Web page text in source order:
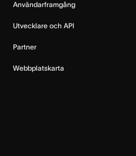
Användarframgång
Utvecklare och API
Partner
Webbplatskarta